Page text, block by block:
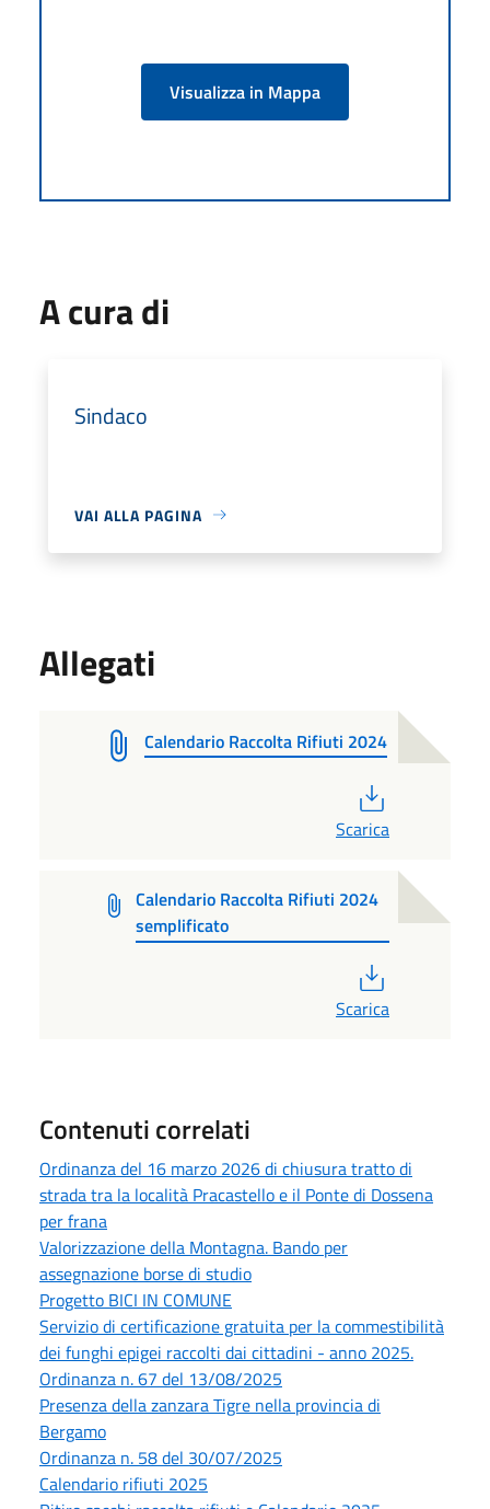
Visualizza in Mappa
A cura di
Sindaco
VAI ALLA PAGINA
Allegati
Calendario Raccolta Rifiuti 2024
Scarica
Calendario Raccolta Rifiuti 2024
semplificato
Scarica
Contenuti correlati
Ordinanza del 16 marzo 2026 di chiusura tratto di
strada tra la località Pracastello e il Ponte di Dossena
per frana
Valorizzazione della Montagna. Bando per
assegnazione borse di studio
Progetto BICI IN COMUNE
Servizio di certificazione gratuita per la commestibilità
dei funghi epigei raccolti dai cittadini - anno 2025.
Ordinanza n. 67 del 13/08/2025
Presenza della zanzara Tigre nella provincia di
Bergamo
Ordinanza n. 58 del 30/07/2025
Calendario rifiuti 2025